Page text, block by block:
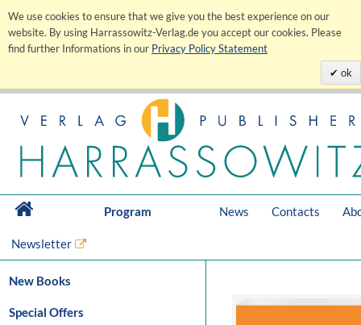
We use cookies to ensure that we give you the best experience on our
website. By using Harrassowitz-Verlag.de you accept our cookies. Please
find further Informations in our Privacy Policy Statement
ok
Program News Contacts
Newsletter
New Books
Special Offers